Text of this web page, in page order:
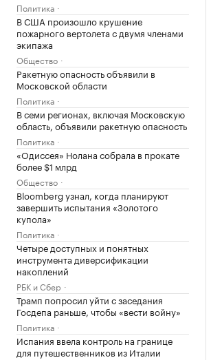
Политика
В США произошло крушение
пожарного вертолета с двумя членами
экипажа
Общество
Ракетную опасность объявили в
Московской области
Политика
В семи регионах, включая Московскую
область, объявили ракетную опасность
Политика
«Одиссея» Нолана собрала в прокате
более $1 млрд
Общество
Bloomberg узнал, когда планируют
завершить испытания «Золотого
купола»
Политика
Четыре доступных и понятных
инструмента диверсификации
накоплений
РБК и Сбер
Трамп попросил уйти с заседания
Госдепа раньше, чтобы «вести войну»
Политика
Испания ввела контроль на границе
для путешественников из Италии